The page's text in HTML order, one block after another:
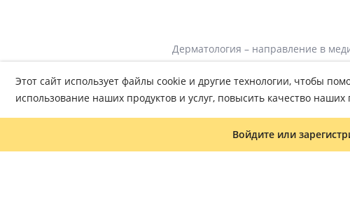
Дерматология – направление в
этой сфере включает детальное
эндокринологией, онкологией,
Эти издания нельзя назвать
сложно переоценить. Это своего
это отражается на коже. Нужно
Войдите или
Этот сайт использует файлы cookie и другие технологии, чтобы
использование наших продуктов и услуг, повысить качество